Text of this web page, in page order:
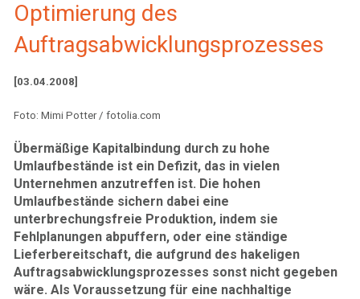
Optimierung des
Auftragsabwicklungsprozesses
[03.04.2008]
Foto: Mimi Potter / fotolia.com
Übermäßige Kapitalbindung durch zu hohe
Umlaufbestände ist ein Defizit, das in vielen
Unternehmen anzutreffen ist. Die hohen
Umlaufbestände sichern dabei eine
unterbrechungsfreie Produktion, indem sie
Fehlplanungen abpuffern, oder eine ständige
Lieferbereitschaft, die aufgrund des hakeligen
Auftragsabwicklungsprozesses sonst nicht gegeben
wäre. Als Voraussetzung für eine nachhaltige